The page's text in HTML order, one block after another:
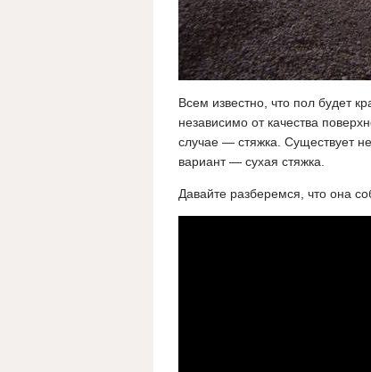
Всем известно, что пол будет
независимо от качества
случае — стяжка. Существует
вариант — сухая стяжка.
Давайте разберемся, что она